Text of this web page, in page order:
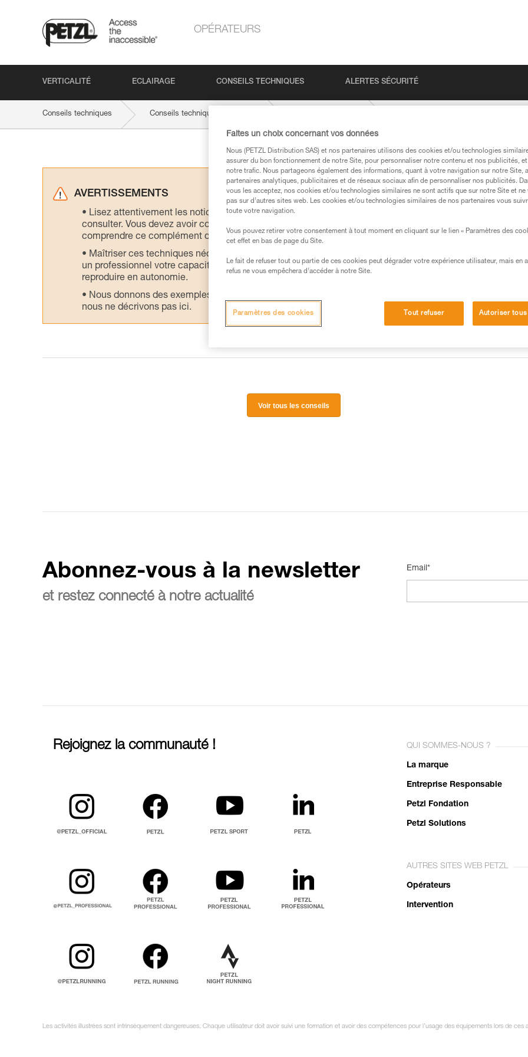
OPÉRATEURS
VERTICALITÉ ECLAIRAGE CONSEILS TECHNIQUES ALERTES SÉCURITÉ
Conseils techniques Conseils techniques par produit
AVERTISSEMENTS
Lisez attentivement les notices techniques des produits utilisés dans ce conseil avant de le
consulter. Vous devez avoir compris les informations de la notice technique pour pouvoir
comprendre ce complément d’informations.
Maîtriser ces techniques nécessite une formation et un entraînement spécifique. Validez avec
un professionnel votre capacité à refaire la manipulation, seul, en toute sécurité, avant de la
reproduire en autonomie.
Nous donnons des exemples de techniques liées à votre activité. Il peut en exister d’autres que
nous ne décrivons pas ici.
Voir tous les conseils
Abonnez-vous à la newsletter
et restez connecté à notre actualité
Email*
Rejoignez la communauté ! QUI SOMMES-NOUS ?
La marque
Entreprise Responsable
Petzl Fondation
Petzl Solutions
AUTRES SITES WEB PETZL
Opérateurs
Intervention
Les activités illustrées sont intrinsèquement dangereuses. Chaque utilisateur doit avoir suivi une formation et avoir des compétences pour l’usage des équipements lors de
Faites un choix concernant vos données
Nous (PETZL Distribution SAS) et nos partenaires utilisons des cookies et/ou technologies
assurer du bon fonctionnement de notre Site, pour personnaliser notre contenu et nos publicités,
notre trafic. Nous partageons également des informations, quant à votre navigation sur notre Site,
partenaires analytiques, publicitaires et de réseaux sociaux afin de personnaliser nos publicités.
vous les acceptez, nos cookies et/ou technologies similaires ne sont actifs que sur notre Site et ne
pas sur d’autres sites web. Les cookies et/ou technologies similaires de nos partenaires vous
toute votre navigation.
Vous pouvez retirer votre consentement à tout moment en cliquant sur le lien « Paramètres des
cet effet en bas de page du Site.
Le fait de refuser tout ou partie de ces cookies peut dégrader votre expérience utilisateur, mais en
refus ne vous empêchera d’accéder à notre Site.
Tout refuser Autoriser
Paramètres des cookies